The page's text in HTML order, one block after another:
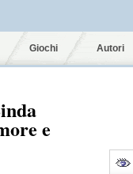
Giochi Autori
e